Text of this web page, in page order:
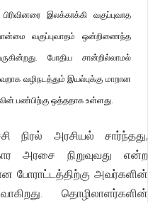
இலக்காக்கி வகுப்புவாத
வகுப்புவாதம் ஒன்றிணைந்த
போதிய சான்றில்லாமல்
வழிநடத்தும் இயல்புக்கு மாறான
பண்பிற்கு ஒத்ததாக உள்ளது.
நிரல் அரசியல் சார்ந்தது,
அரசை நிறுவுவது என்ற
போராட்டத்திற்கு அவர்களின்
தொழிலாளர்களின்